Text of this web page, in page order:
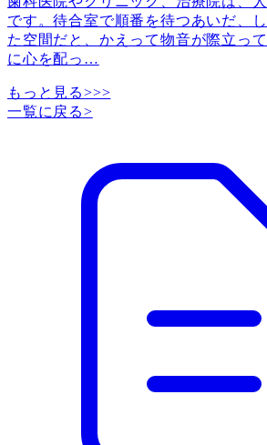
です。待合室で順番を待つあいだ、
た空間だと、かえって物音が際立っ
に心を配っ …
もっと見る>>>
一覧に戻る>